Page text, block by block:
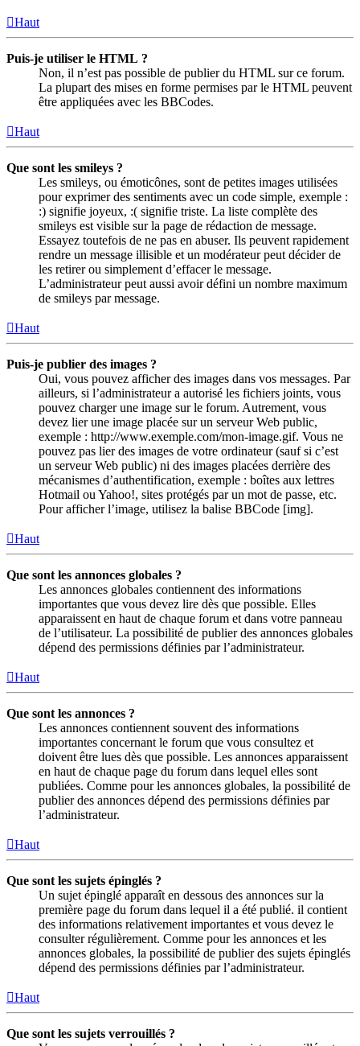
Haut
Puis-je utiliser le HTML ?
Non, il n’est pas possible de publier du HTML sur ce forum.
La plupart des mises en forme permises par le HTML peuvent
être appliquées avec les BBCodes.
Haut
Que sont les smileys ?
Les smileys, ou émoticônes, sont de petites images utilisées
pour exprimer des sentiments avec un code simple, exemple :
:) signifie joyeux, :( signifie triste. La liste complète des
smileys est visible sur la page de rédaction de message.
Essayez toutefois de ne pas en abuser. Ils peuvent rapidement
rendre un message illisible et un modérateur peut décider de
les retirer ou simplement d’effacer le message.
L’administrateur peut aussi avoir défini un nombre maximum
de smileys par message.
Haut
Puis-je publier des images ?
Oui, vous pouvez afficher des images dans vos messages. Par
ailleurs, si l’administrateur a autorisé les fichiers joints, vous
pouvez charger une image sur le forum. Autrement, vous
devez lier une image placée sur un serveur Web public,
exemple : http://www.exemple.com/mon-image.gif. Vous ne
pouvez pas lier des images de votre ordinateur (sauf si c’est
un serveur Web public) ni des images placées derrière des
mécanismes d’authentification, exemple : boîtes aux lettres
Hotmail ou Yahoo!, sites protégés par un mot de passe, etc.
Pour afficher l’image, utilisez la balise BBCode [img].
Haut
Que sont les annonces globales ?
Les annonces globales contiennent des informations
importantes que vous devez lire dès que possible. Elles
apparaissent en haut de chaque forum et dans votre panneau
de l’utilisateur. La possibilité de publier des annonces globales
dépend des permissions définies par l’administrateur.
Haut
Que sont les annonces ?
Les annonces contiennent souvent des informations
importantes concernant le forum que vous consultez et
doivent être lues dès que possible. Les annonces apparaissent
en haut de chaque page du forum dans lequel elles sont
publiées. Comme pour les annonces globales, la possibilité de
publier des annonces dépend des permissions définies par
l’administrateur.
Haut
Que sont les sujets épinglés ?
Un sujet épinglé apparaît en dessous des annonces sur la
première page du forum dans lequel il a été publié. il contient
des informations relativement importantes et vous devez le
consulter régulièrement. Comme pour les annonces et les
annonces globales, la possibilité de publier des sujets épinglés
dépend des permissions définies par l’administrateur.
Haut
Que sont les sujets verrouillés ?